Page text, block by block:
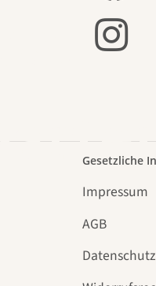
Gesetzliche
Impressum
AGB
Datenschutz